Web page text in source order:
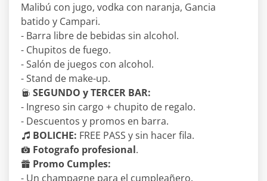
Malibú con jugo, vodka con naranja, Gancia
batido y Campari.
- Barra libre de bebidas sin alcohol.
- Chupitos de fuego.
- Salón de juegos con alcohol.
- Stand de make-up.
SEGUNDO y TERCER BAR:
- Ingreso sin cargo + chupito de regalo.
- Descuentos y promos en barra.
BOLICHE: FREE PASS y sin hacer fila.
Fotografo profesional.
Promo Cumples:
- Un champagne para el cumpleañero.